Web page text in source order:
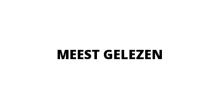
MEEST GELEZEN